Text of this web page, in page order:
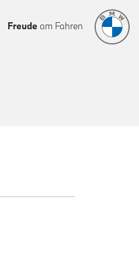
Freude am Fahren